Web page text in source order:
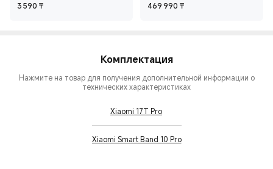
3 590 ₸ 469 990 ₸
Комплектация
Нажмите на товар для получения дополнительной информации о
технических характеристиках
Xiaomi 17T Pro
Xiaomi Smart Band 10 Pro